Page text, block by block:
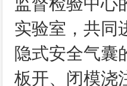
实验室，共同
隐式安全气囊
板开、闭模浇